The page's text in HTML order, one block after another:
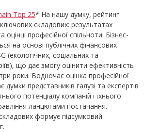
Top 25* На нашу думку, рейтинг
складових: результатах
оцінці професійної спільноти. Бізнес-
на основі публічних фінансових
(екологічних, соціальних та
що дає змогу оцінити ефективність
роки. Водночас оцінка професійної
думки представників галузі та експертів
потенціалу компаній і їхнього
ланцюгами постачання.
формує підсумковий